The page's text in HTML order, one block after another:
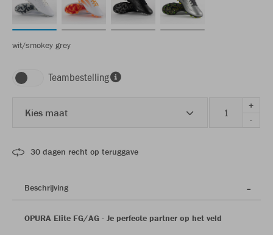
wit/smokey grey
Teambestelling
Kies maat
+
-
30 dagen recht op teruggave
Beschrijving
OPURA Elite FG/AG - Je perfecte partner op het veld